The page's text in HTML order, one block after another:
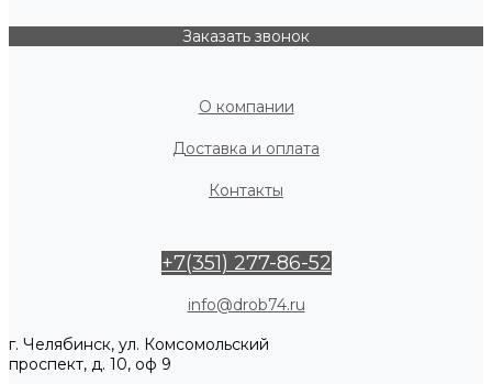
Заказать звонок
О компании
Доставка и оплата
Контакты
+7(351) 277-86-52
info@drob74.ru
г. Челябинск, ул. Комсомольский
проспект, д. 10, оф 9